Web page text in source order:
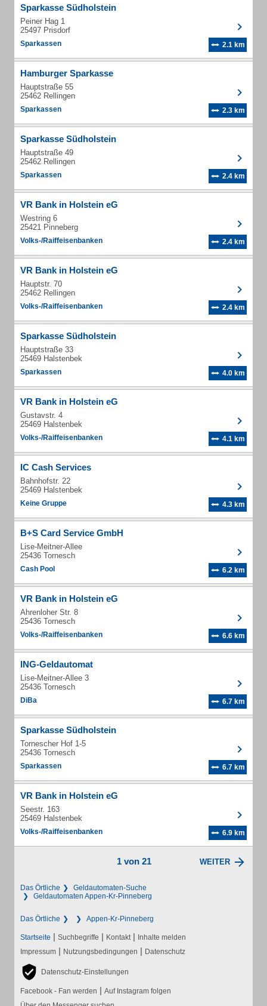
Sparkasse Südholstein
Peiner Hag 1
25497 Prisdorf
Sparkassen 2.1 km
Hamburger Sparkasse
Hauptstraße 55
25462 Rellingen
Sparkassen 2.3 km
Sparkasse Südholstein
Hauptstraße 49
25462 Rellingen
Sparkassen 2.4 km
VR Bank in Holstein eG
Westring 6
25421 Pinneberg
Volks-/Raiffeisenbanken 2.4 km
VR Bank in Holstein eG
Hauptstr. 70
25462 Rellingen
Volks-/Raiffeisenbanken 2.4 km
Sparkasse Südholstein
Hauptstraße 33
25469 Halstenbek
Sparkassen 4.0 km
VR Bank in Holstein eG
Gustavstr. 4
25469 Halstenbek
Volks-/Raiffeisenbanken 4.1 km
IC Cash Services
Bahnhofstr. 22
25469 Halstenbek
Keine Gruppe 4.3 km
B+S Card Service GmbH
Lise-Meitner-Allee
25436 Tornesch
Cash Pool 6.2 km
VR Bank in Holstein eG
Ahrenloher Str. 8
25436 Tornesch
Volks-/Raiffeisenbanken 6.6 km
ING-Geldautomat
Lise-Meitner-Allee 3
25436 Tornesch
DiBa 6.7 km
Sparkasse Südholstein
Tornescher Hof 1-5
25436 Tornesch
Sparkassen 6.7 km
VR Bank in Holstein eG
Seestr. 163
25469 Halstenbek
Volks-/Raiffeisenbanken 6.9 km
1 von 21 WEITER
Das Örtliche
Geldautomaten-Suche
Geldautomaten Appen-Kr-Pinneberg
Das Örtliche Appen-Kr-Pinneberg
Startseite | Suchbegriffe | Kontakt | Inhalte melden
Impressum | Nutzungsbedingungen | Datenschutz
Datenschutz-Einstellungen
Facebook - Fan werden | Auf Instagram folgen